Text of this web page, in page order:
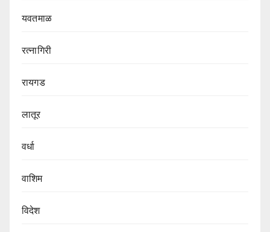
यवतमाळ
रत्नागिरी
रायगड
लातूर
वर्धा
वाशिम
विदेश